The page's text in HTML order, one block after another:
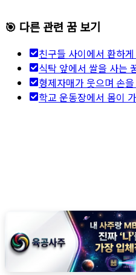
🎯 다른 관련 꿈 보기
친구들 사이에서 환하
식탁 앞에서 쌀을 사는
형제자매가 웃으며 손
학교 운동장에서 몸이